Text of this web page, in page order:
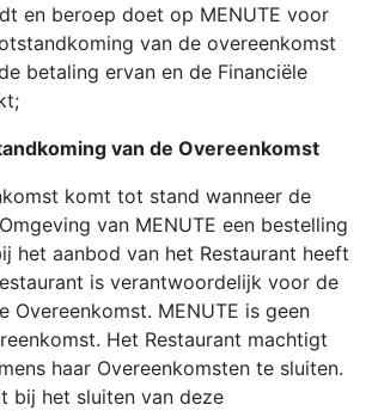
en beroep doet op MENUTE voor
van de overeenkomst
betaling ervan en de Financiële
van de Overeenkomst
komt tot stand wanneer de
van MENUTE een bestelling
het aanbod van het Restaurant heeft
is verantwoordelijk voor de
Overeenkomst. MENUTE is geen
Het Restaurant machtigt
haar Overeenkomsten te sluiten.
bij het sluiten van deze